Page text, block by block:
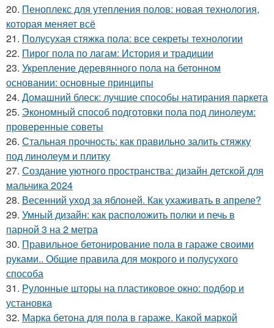
20. Пеноплекс для утепления полов: новая технология,
которая меняет всё
21. Полусухая стяжка пола: все секреты технологии
22. Пирог пола по лагам: История и традиции
23. Укрепление деревянного пола на бетонном
основании: основные принципы
24. Домашний блеск: лучшие способы натирания паркета
25. Экономный способ подготовки пола под линолеум:
проверенные советы
26. Стальная прочность: как правильно залить стяжку
под линолеум и плитку
27. Создание уютного пространства: дизайн детской для
мальчика 2024
28. Весенний уход за яблоней. Как ухаживать в апреле?
29. Умный дизайн: как расположить полки и печь в
парной 3 на 2 метра
30. Правильное бетонирование пола в гараже своими
руками.. Общие правила для мокрого и полусухого
способа
31. Рулонные шторы на пластиковое окно: подбор и
установка
32. Марка бетона для пола в гараже. Какой маркой